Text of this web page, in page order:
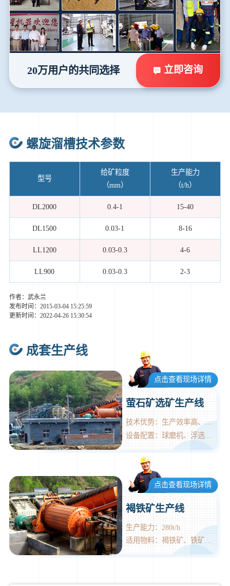
20万用户的共同选择 立即咨询
螺旋溜槽技术参数
型号
给矿粒度
（mm）
生产能力
（t/h）
DL2000 0.4-1 15-40
DL1500 0.03-1 8-16
LL1200 0.03-0.3 4-6
LL900 0.03-0.3 2-3
作者：武永兰
发布时间：2015-03-04 15:25:59
更新时间：2022-04-26 15:30:54
成套生产线
点击查看现场详情
萤石矿选矿生产线
技术优势：生产效率高、处理量大
设备配置：球磨机、浮选机、浓缩机
点击查看现场详情
褐铁矿生产线
生产能力：280t/h
适用物料：褐铁矿、铁矿、磁铁矿、赤铁矿等